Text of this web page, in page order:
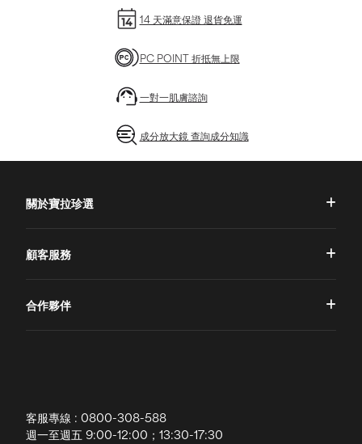
◎ 重要提醒：請留意電子信箱地址正確性。
14 天滿意保證 退貨免運
PC POINT 折抵無上限
一對一肌膚諮詢
成分放大鏡 查詢成分知識
關於寶拉珍選
專業國際團隊
顧客服務
退換貨政策
合作夥伴
客服專線 : 0800-308-588
週一至週五 9:00-12:00；13:30-17:30